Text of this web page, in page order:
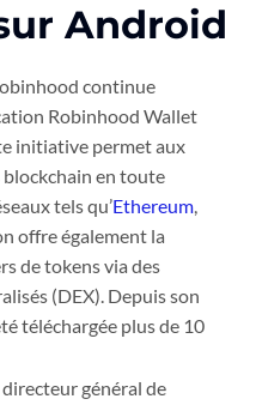
Android
continue
Robinhood Wallet
initiative permet aux
en toute
tels qu’Ethereum,
offre également la
de tokens via des
(DEX). Depuis son
téléchargée plus de 10
général de